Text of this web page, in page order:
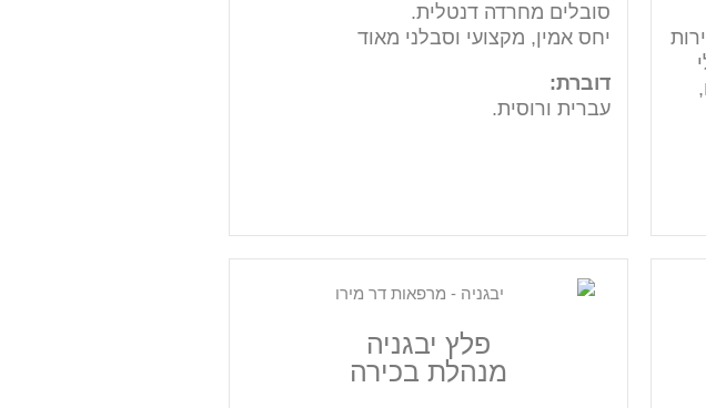
סובלים מחרדה דנטלית.
יחס אמין, מקצועי וסבלני מאוד
דוברת:
עברית ורוסית.
פלץ יבגניה
מנהלת בכירה